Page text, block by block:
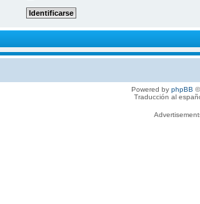
Powered by phpBB
Traducción al